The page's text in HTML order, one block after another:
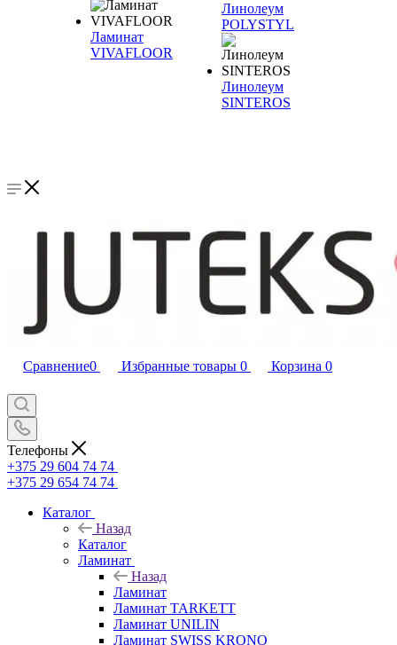
Ламинат
VIVAFLOOR
Линолеум
POLYSTYL
Линолеум
SINTEROS
Сравнение0 Избранные товары 0 Корзина 0
Телефоны
+375 29 604 74 74
+375 29 654 74 74
Каталог
Назад
Каталог
Ламинат
Назад
Ламинат
Ламинат TARKETT
Ламинат UNILIN
Ламинат SWISS KRONO